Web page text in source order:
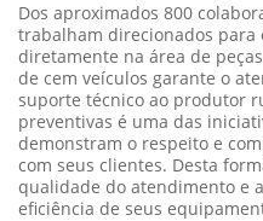
Dos aproximados 800
trabalham direcionados para
diretamente na área de
de cem veículos garante o
suporte técnico ao produtor
preventivas é uma das
demonstram o respeito e
com seus clientes. Desta
qualidade do atendimento e
eficiência de seus